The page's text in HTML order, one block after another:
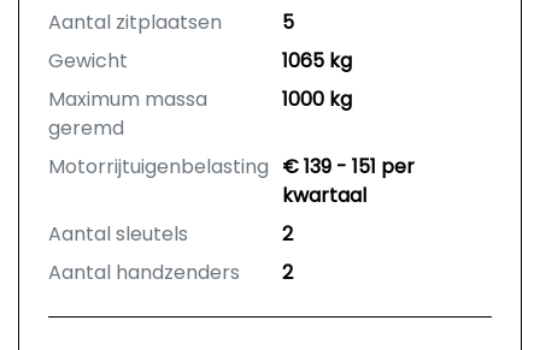
Aantal zitplaatsen
5
Gewicht
1065 kg
Maximum massa
geremd
1000 kg
Motorrijtuigenbelasting € 139 - 151 per
kwartaal
Aantal sleutels
2
Aantal handzenders
2